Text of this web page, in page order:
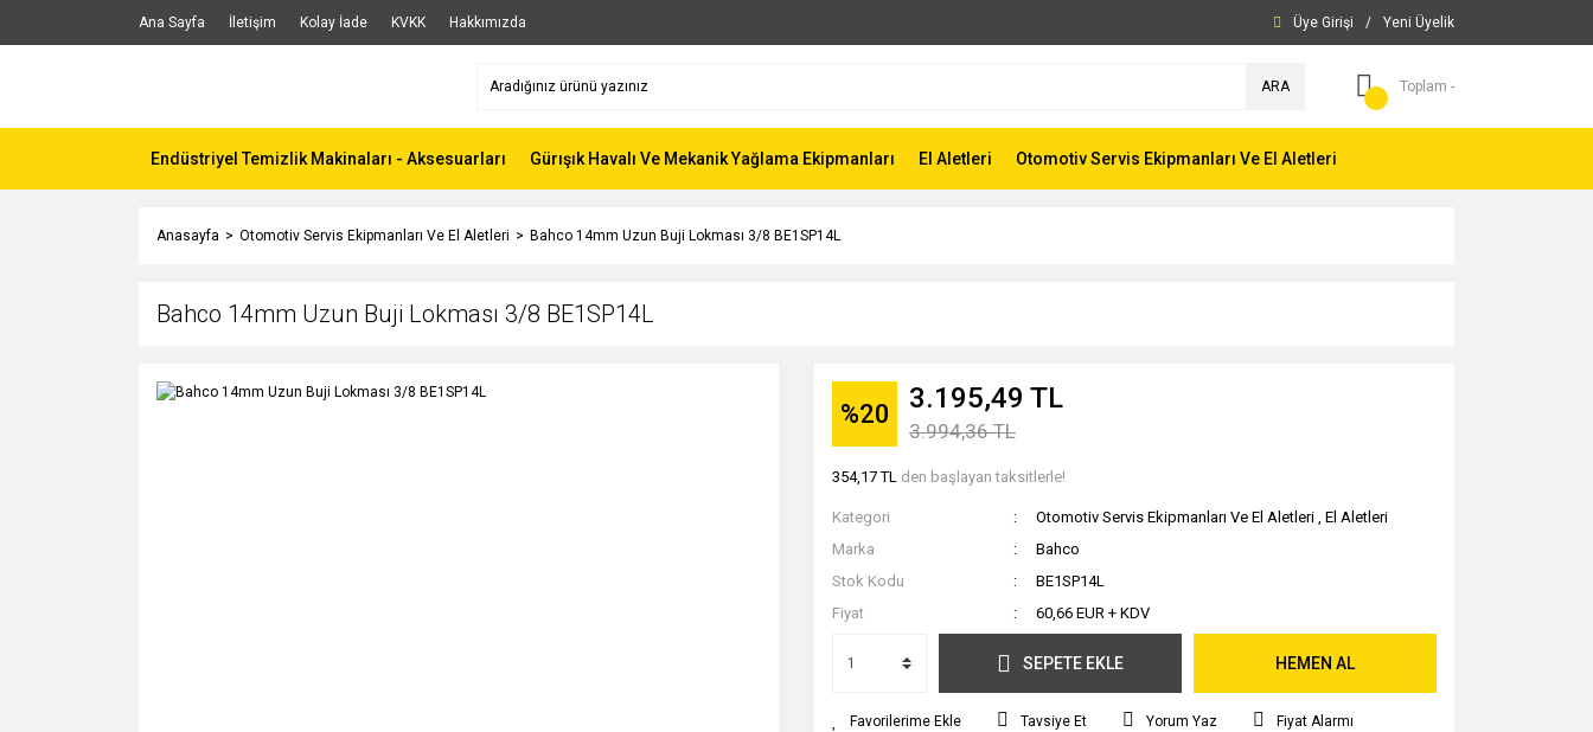
Ana Sayfa İletişim Kolay İade KVKK Hakkımızda Üye Girişi / Yeni Üyelik
ARA Toplam -
Endüstriyel Temizlik Makinaları - Aksesuarları Gürışık Havalı Ve Mekanik Yağlama Ekipmanları El Aletleri Otomotiv Servis Ekipmanları Ve El Aletleri
Anasayfa Otomotiv Servis Ekipmanları Ve El Aletleri Bahco 14mm Uzun Buji Lokması 3/8 BE1SP14L
Bahco 14mm Uzun Buji Lokması 3/8 BE1SP14L
%20 3.195,49 TL
3.994,36 TL
354,17 TL den başlayan taksitlerle!
Kategori Otomotiv Servis Ekipmanları Ve El Aletleri , El Aletleri
Marka
Bahco
Stok Kodu
BE1SP14L
Fiyat
60,66 EUR + KDV
SEPETE EKLE HEMEN AL
Tavsiye Et Yorum Yaz Fiyat Alarmı